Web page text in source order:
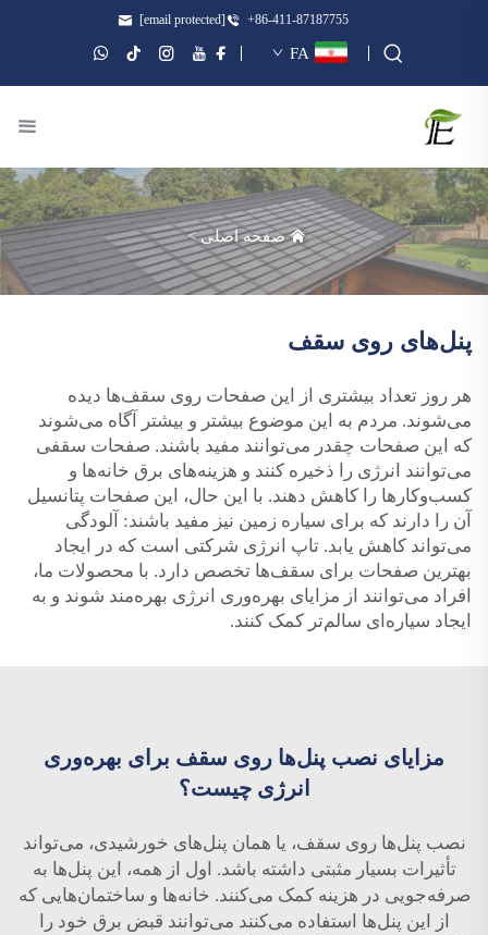
+86-411-87187755
[email protected]
FA
صفحه اصلی>
پنل‌های روی سقف
هر روز تعداد بیشتری از این صفحات روی سقف‌ها دیده
می‌شوند. مردم به این موضوع بیشتر و بیشتر آگاه می‌شوند
که این صفحات چقدر می‌توانند مفید باشند. صفحات سقفی
می‌توانند انرژی را ذخیره کنند و هزینه‌های برق خانه‌ها و
کسب‌وکارها را کاهش دهند. با این حال، این صفحات پتانسیل
آن را دارند که برای سیاره زمین نیز مفید باشند: آلودگی
می‌تواند کاهش یابد. تاپ انرژی شرکتی است که در ایجاد
بهترین صفحات برای سقف‌ها تخصص دارد. با محصولات ما،
افراد می‌توانند از مزایای بهره‌وری انرژی بهره‌مند شوند و به
ایجاد سیاره‌ای سالم‌تر کمک کنند.
مزایای نصب پنل‌ها روی سقف برای بهره‌وری
انرژی چیست؟
نصب پنل‌ها روی سقف، یا همان پنل‌های خورشیدی، می‌تواند
تأثیرات بسیار مثبتی داشته باشد. اول از همه، این پنل‌ها به
صرفه‌جویی در هزینه کمک می‌کنند. خانه‌ها و ساختمان‌هایی که
از این پنل‌ها استفاده می‌کنند می‌توانند قبض برق خود را